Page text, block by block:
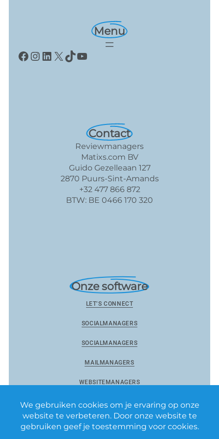
Menu
Facebook
Instagram
LinkedIn
X TikTok
YouTube
Contact
Reviewmanagers
Matixs.com BV
Guido Gezelleaan 127
2870 Puurs-Sint-Amands
+32 477 866 872
BTW: BE 0466 170 320
Onze software
LET’S CONNECT
SOCIALMANAGERS
SOCIALMANAGERS
MAILMANAGERS
WEBSITEMANAGERS